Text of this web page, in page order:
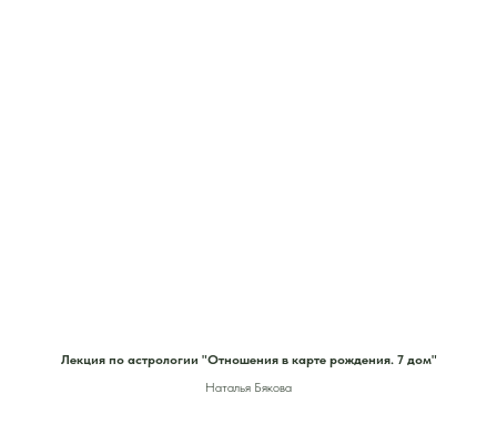
Лекция по астрологии "Отношения в карте рождения. 7 дом"
Наталья Бякова